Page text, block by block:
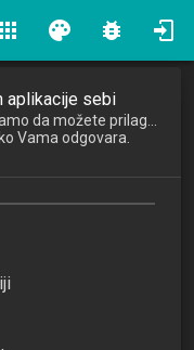
apps palette bug_report
aplikacije sebi
Vama odgovara.